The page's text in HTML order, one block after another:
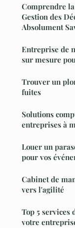
Comprendre
Gestion des
Absolument
Entreprise de
sur mesure
Trouver un
fuites
Solutions
entreprises à
Louer un
pour vos
Cabinet de
vers l'agilité
Top 5 services
votre